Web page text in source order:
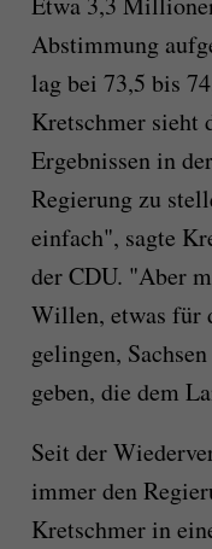
Abstimmung
lag bei 73,5 bis
Kretschmer sieht
Ergebnissen in
Regierung zu
einfach", sagte
der CDU. "Aber
Willen, etwas für
gelingen,
geben, die dem
Seit der
immer den
Kretschmer in